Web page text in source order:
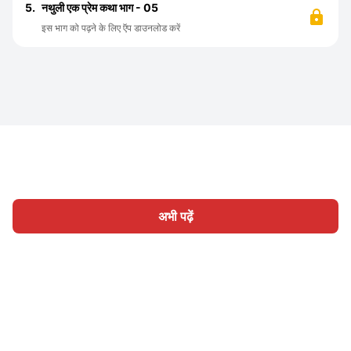
अभी पढ़ें
5. नथुली एक प्रेम कथा भाग - 05
इस भाग को पढ़ने के लिए ऍप डाउनलोड करें
होम श्रेणी लिखिए लेख साइन इन